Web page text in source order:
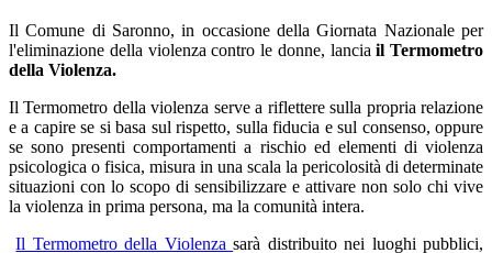
Il Comune di Saronno, in occasione della Giornata Nazionale per
l'eliminazione della violenza contro le donne, lancia il Termometro
della Violenza.
Il Termometro della violenza serve a riflettere sulla propria relazione
e a capire se si basa sul rispetto, sulla fiducia e sul consenso, oppure
se sono presenti comportamenti a rischio ed elementi di violenza
psicologica o fisica, misura in una scala la pericolosità di determinate
situazioni con lo scopo di sensibilizzare e attivare non solo chi vive
la violenza in prima persona, ma la comunità intera.
Il Termometro della Violenzasarà distribuito nei luoghi pubblici,